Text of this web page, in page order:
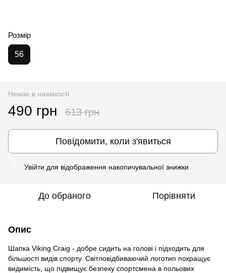
Розмір
56
Немає в наявності
490 грн 613 грн
Повідомити, коли з'явиться
Увійти для відображення накопичувальної знижки
До обраного Порівняти
Опис
Шапка Viking Craig - добре сидить на голові і підходить для
більшості видів спорту. Світловідбиваючий логотип покращує
видимість, що підвищує безпеку спортсмена в польових